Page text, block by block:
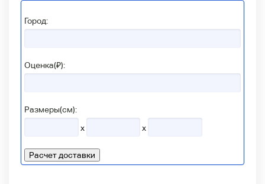
Город:
Оценка(₽):
Размеры(см):
x
x
Расчет доставки